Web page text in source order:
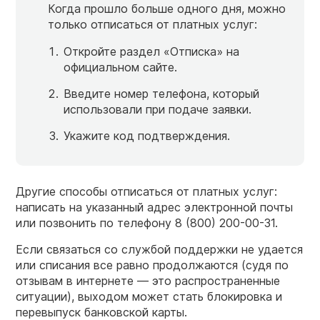
Когда прошло больше одного дня, можно
только отписаться от платных услуг:
Откройте раздел «Отписка» на
официальном сайте.
Введите номер телефона, который
использовали при подаче заявки.
Укажите код подтверждения.
Другие способы отписаться от платных услуг:
написать на указанный адрес электронной почты
или позвонить по телефону 8 (800) 200-00-31.
Если связаться со службой поддержки не удается
или списания все равно продолжаются (судя по
отзывам в интернете — это распространенные
ситуации), выходом может стать блокировка и
перевыпуск банковской карты.